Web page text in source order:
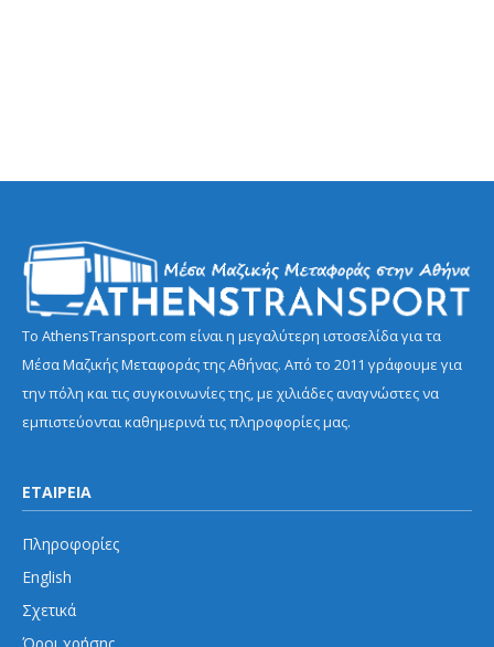
Το AthensTransport.com είναι η μεγαλύτερη ιστοσελίδα για τα
Μέσα Μαζικής Μεταφοράς της Αθήνας. Από το 2011 γράφουμε για
την πόλη και τις συγκοινωνίες της, με χιλιάδες αναγνώστες να
εμπιστεύονται καθημερινά τις πληροφορίες μας.
ΕΤΑΙΡΕΙΑ
Πληροφορίες
English
Σχετικά
Όροι χρήσης